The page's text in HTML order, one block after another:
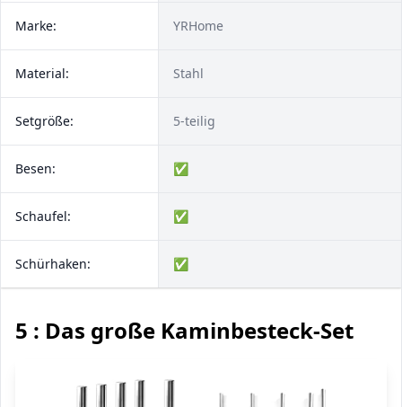
Marke: YRHome
Material: Stahl
Setgröße: 5-teilig
Besen: ✅
Schaufel: ✅
Schürhaken: ✅
5 : Das große Kaminbesteck-Set